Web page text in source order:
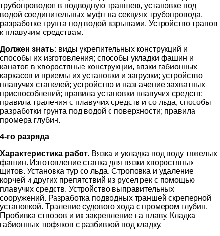
трубопроводов в подводную траншею, установке под
водой соединительных муфт на секциях трубопровода,
разработке грунта под водой взрывами. Устройство трапов
к плавучим средствам.
Должен знать: виды укрепительных конструкций и
способы их изготовления; способы укладки фашин и
канатов в хворостяные конструкции, вязки габионных
каркасов и приемы их установки и загрузки; устройство
плавучих стапелей; устройство и назначение захватных
приспособлений; правила установки плавучих средств;
правила траления с плавучих средств и со льда; способы
разработки грунта под водой с поверхности; правила
промера глубин.
4-го разряда
Характеристика работ. Вязка и укладка под воду тяжелых
фашин. Изготовление станка для вязки хворостяных
щитов. Установка тур со льда. Строповка и удаление
корчей и других препятствий из русел рек с помощью
плавучих средств. Устройство выправительных
сооружений. Разработка подводных траншей скреперной
установкой. Траление судового хода с промером глубин.
Пробивка створов и их закрепление на плаву. Кладка
габионных тюфяков с разбивкой под кладку.